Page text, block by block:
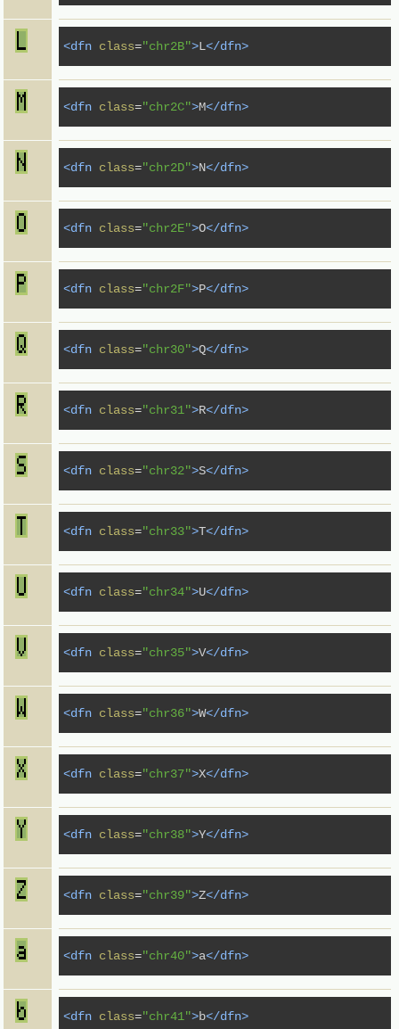
<dfn class="chr2B">L</dfn>
<dfn class="chr2C">M</dfn>
<dfn class="chr2D">N</dfn>
<dfn class="chr2E">O</dfn>
<dfn class="chr2F">P</dfn>
<dfn class="chr30">Q</dfn>
<dfn class="chr31">R</dfn>
<dfn class="chr32">S</dfn>
<dfn class="chr33">T</dfn>
<dfn class="chr34">U</dfn>
<dfn class="chr35">V</dfn>
<dfn class="chr36">W</dfn>
<dfn class="chr37">X</dfn>
<dfn class="chr38">Y</dfn>
<dfn class="chr39">Z</dfn>
<dfn class="chr40">a</dfn>
<dfn class="chr41">b</dfn>